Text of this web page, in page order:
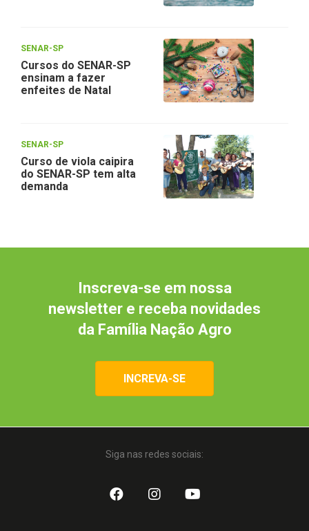
SENAR-SP
Cursos do SENAR-SP
ensinam a fazer
enfeites de Natal
SENAR-SP
Curso de viola caipira
do SENAR-SP tem alta
demanda
Inscreva-se em nossa
newsletter e receba novidades
da Família Nação Agro
INCREVA-SE
Siga nas redes sociais: